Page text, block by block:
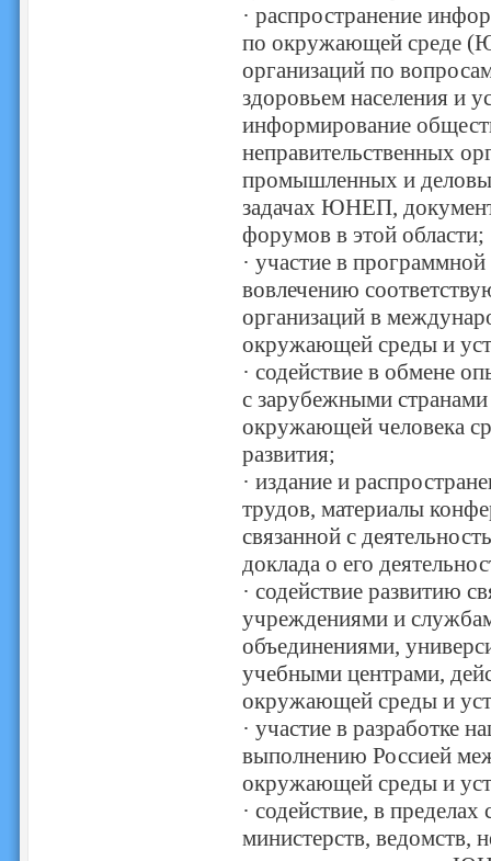
· распространение
по окружающей среде
организаций по
здоровьем населения и
информирование
неправительственных
промышленных и
задачах ЮНЕП,
форумов в этой области;
· участие в
вовлечению
организаций в
окружающей среды и
· содействие в обмене
с зарубежными
окружающей человека
развития;
· издание и
трудов, материалы
связанной с
доклада о его
· содействие развитию
учреждениями и
объединениями,
учебными центрами,
окружающей среды и
· участие в разработке
выполнению Россией
окружающей среды и
· содействие, в
министерств, ведомств,